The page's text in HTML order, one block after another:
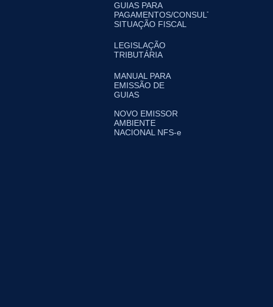
GUIAS PARA
PAGAMENTOS/CONSULTA
SITUAÇÃO FISCAL
LEGISLAÇÃO
TRIBUTÁRIA
MANUAL PARA
EMISSÃO DE
GUIAS
NOVO EMISSOR
AMBIENTE
NACIONAL NFS-e